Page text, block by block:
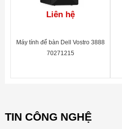
Liên hệ
Máy tính để bàn Dell Vostro 3888
70271215
TIN CÔNG NGHỆ